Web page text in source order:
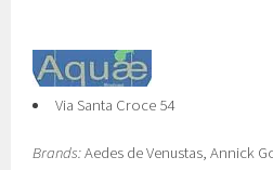
Via Santa Croce 54
Brands:Aedes de Venustas, Annick